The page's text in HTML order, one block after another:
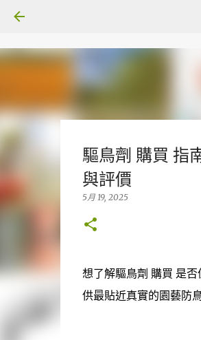
驅鳥劑 購買 指
與評價
5月 19, 2025
想了解驅鳥劑 購買 是
供最貼近真實的園藝防